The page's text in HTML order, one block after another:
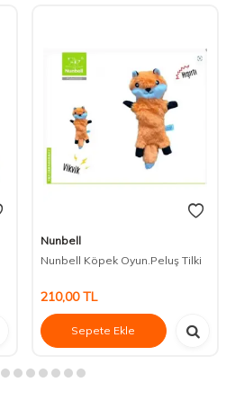
Nunbell
Nunbell Köpek Oyun.Peluş Tilki
210,00TL
Sepete Ekle